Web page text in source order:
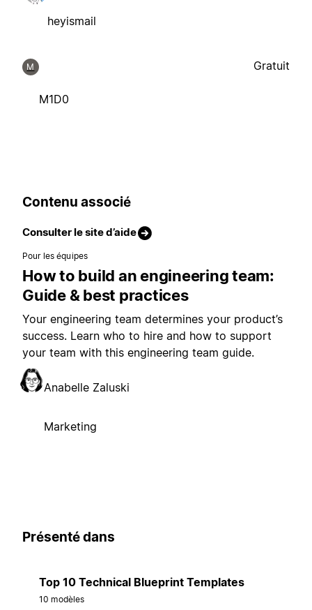
heyismail
M
M1D0
Gratuit
Contenu associé
Consulter le site d’aide
Pour les équipes
How to build an engineering team:
Guide & best practices
Your engineering team determines your product’s
success. Learn who to hire and how to support
your team with this engineering team guide.
Anabelle Zaluski
Marketing
Présenté dans
Top 10 Technical Blueprint Templates
10 modèles